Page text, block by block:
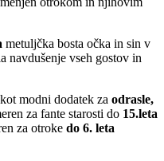
metuljčka bosta očka in sin v
navdušenje vseh gostov in
kot modni dodatek za odrasle,
za fante starosti do 15.leta
za otroke do 6. leta